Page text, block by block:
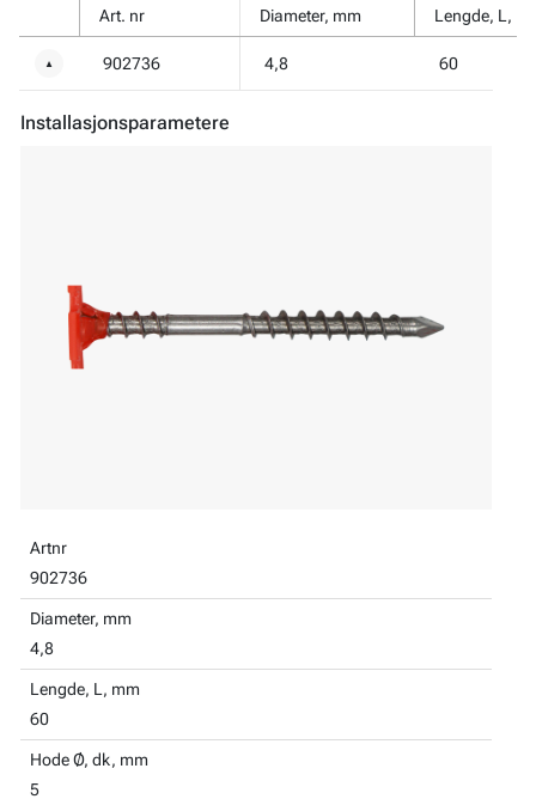
Art. nr Diameter, mm Lengde, L,
▼ 902736 4,8 60
Installasjonsparametere
Artnr
902736
Diameter, mm
4,8
Lengde, L, mm
60
Hode Ø, dk, mm
5